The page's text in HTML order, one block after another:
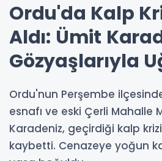
Ordu'da Kalp
Aldı: Ümit
Gözyaşlarıyla
Ordu'nun Perşembe
esnafı ve eski Çerli Mahalle
Karadeniz, geçirdiği kalp
kaybetti. Cenazeye yoğun